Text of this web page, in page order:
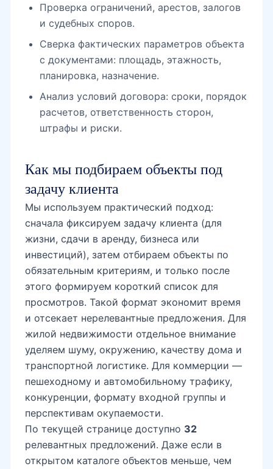
Проверка ограничений, арестов, залогов
и судебных споров.
Сверка фактических параметров объекта
с документами: площадь, этажность,
планировка, назначение.
Анализ условий договора: сроки, порядок
расчетов, ответственность сторон,
штрафы и риски.
Как мы подбираем объекты под
задачу клиента
Мы используем практический подход:
сначала фиксируем задачу клиента (для
жизни, сдачи в аренду, бизнеса или
инвестиций), затем отбираем объекты по
обязательным критериям, и только после
этого формируем короткий список для
просмотров. Такой формат экономит время
и отсекает нерелевантные предложения. Для
жилой недвижимости отдельное внимание
уделяем шуму, окружению, качеству дома и
транспортной логистике. Для коммерции —
пешеходному и автомобильному трафику,
конкуренции, формату входной группы и
перспективам окупаемости.
По текущей странице доступно 32
релевантных предложений. Даже если в
открытом каталоге объектов меньше, чем